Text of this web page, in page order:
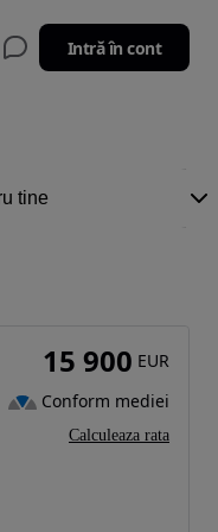
Intră în cont
15 900 EUR
Conform mediei
Calculeaza rata